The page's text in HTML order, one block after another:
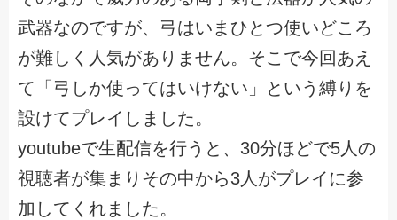
武器なのですが、弓はいまひとつ使いどころ
が難しく人気がありません。そこで今回あえ
て「弓しか使ってはいけない」という縛りを
設けてプレイしました。
youtubeで生配信を行うと、30分ほどで5人の
視聴者が集まりその中から3人がプレイに参
加してくれました。